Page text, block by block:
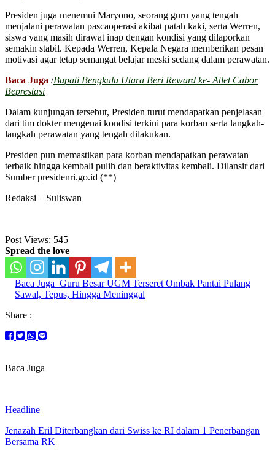
Presiden juga menemui Maryono, seorang guru yang tengah
menjalani perawatan pascaoperasi akibat patah kaki, serta Werren,
siswa yang masih dirawat inap dengan kondisi yang dilaporkan
semakin stabil. Kepada Werren, Kepala Negara memberikan pesan
motivasi agar tetap semangat belajar meski sedang dalam perawatan.
Baca Juga /Bupati Bengkulu Utara Beri Reward ke- Atlet Cabor
Beprestasi
Dalam kunjungan tersebut, Presiden turut mendapatkan penjelasan
dari tim dokter mengenai kondisi terkini para korban serta langkah-
langkah perawatan yang tengah dilakukan.
Presiden pun memastikan para korban mendapatkan perawatan
terbaik hingga kembali pulih dan beraktivitas kembali. Dilansir dari
Sumber presidenri.go.id (**)
Redaksi – Suliswan
Post Views: 545
Spread the love
Baca Juga Guru Besar UGM Terseret Ombak Pantai Pulang
Sawal, Tepus, Hingga Meninggal
Share :
Baca Juga
Headline
Jenazah Eril Diterbangkan dari Swiss ke RI dalam 1 Penerbangan
Bersama RK